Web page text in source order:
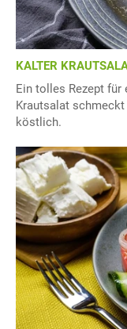
KALTER
Ein tolles Rezept für
Krautsalat
köstlich.